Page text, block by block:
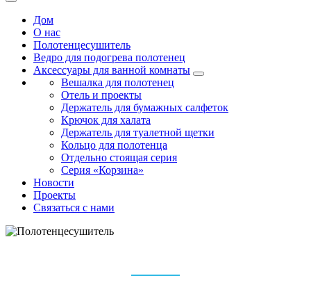
Дом
О нас
Полотенцесушитель
Ведро для подогрева полотенец
Аксессуары для ванной комнаты
Вешалка для полотенец
Отель и проекты
Держатель для бумажных салфеток
Крючок для халата
Держатель для туалетной щетки
Кольцо для полотенца
Отдельно стоящая серия
Серия «Корзина»
Новости
Проекты
Связаться с нами